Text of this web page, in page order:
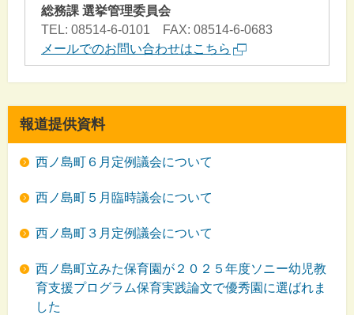
総務課 選挙管理委員会
TEL: 08514-6-0101 FAX: 08514-6-0683
メールでのお問い合わせはこちら
報道提供資料
西ノ島町６月定例議会について
西ノ島町５月臨時議会について
西ノ島町３月定例議会について
西ノ島町立みた保育園が２０２５年度ソニー幼児教
育支援プログラム保育実践論文で優秀園に選ばれま
した